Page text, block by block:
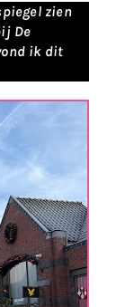
zien
De
ik dit